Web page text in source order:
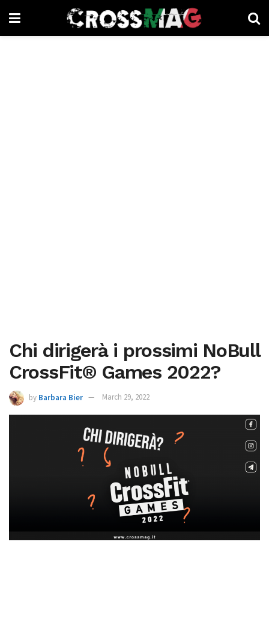
Chi dirigerà i prossimi NoBull
CrossFit® Games 2022?
by Barbara Bier March 29, 2022